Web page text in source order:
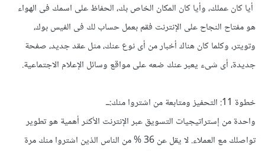
أيا كان عملك، وأيا كان المكان الخاص بك، الحفاظ على اسمك فى الهواء
هو مفتاح النجاح على الإنترنت فقم بعمل حساب لك فى الفيس بوك،
وتويتر، وكلما كان هناك أخبار من أى نوع عنك، مثل عقد جديد، صفحة
جديدة، أى شىء يعبر عنك ضعه على مواقع وسائل الإعلام الاجتماعية.
خطوة 11: التحفيز ومتابعة من اشتروا منك:ــ
واحدة من إستراتيجيات التسويق عبر الإنترنت الأكثر أهمية هو تطوير
تواصلك مع العملاء. لا يقل عن 36 % من الناس الذين اشتروا منك مرة